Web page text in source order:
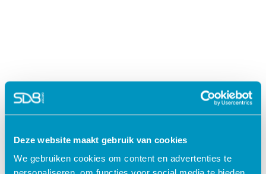
Deze website maakt gebruik van cookies
We gebruiken cookies om content en advertenties te
Jouw data veilig in de cloud